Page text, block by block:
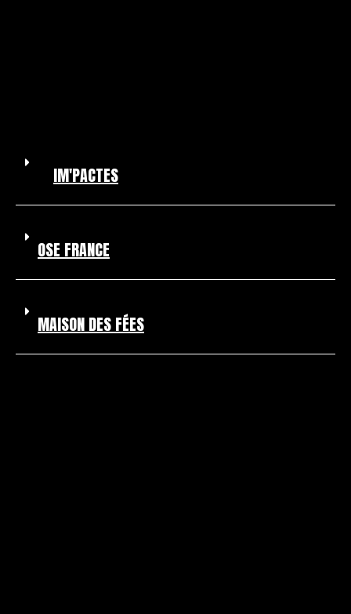
IM'PACTES
OSE FRANCE
MAISON DES FÉES